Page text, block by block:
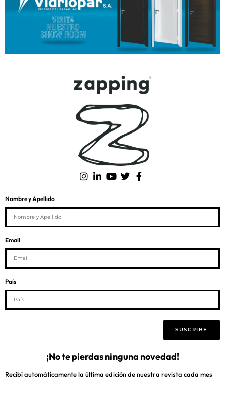
Nombre y Apellido
Email
País
SUSCRIBE
¡No te pierdas ninguna novedad!
Recibí automáticamente la última edición de nuestra revista cada mes